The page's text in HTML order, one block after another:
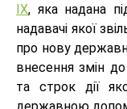
IX, яка надана
надавачі якої
про нову
внесення змін
та строк дії